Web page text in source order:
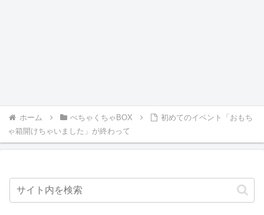
ホーム ぺちゃくちゃBOX
初めてのイベント「おもち
ゃ箱開けちゃいました」が終わって